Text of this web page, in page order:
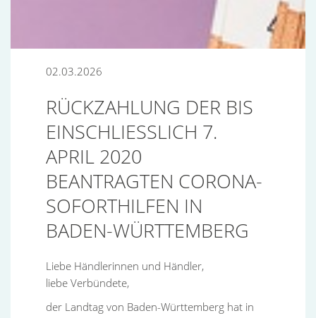
02.03.2026
RÜCKZAHLUNG DER BIS
EINSCHLIESSLICH 7. A
PRIL 2020 B
EANTRAGTEN CORONA-S
OFORTHILFEN IN B
ADEN-WÜRTTEMBERG
Liebe Händlerinnen und Händler,
liebe Verbündete,
der Landtag von Baden-Württemberg hat in